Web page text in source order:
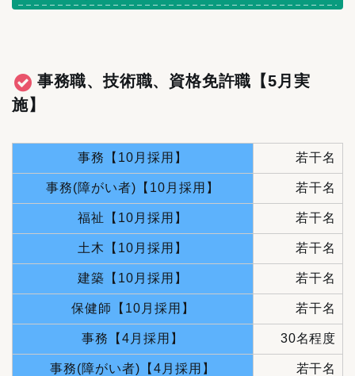
事務職、技術職、資格免許職 【5月実
施】
事務【10月採用】 若干名
事務(障がい者)【10月採用】 若干名
福祉【10月採用】 若干名
土木【10月採用】 若干名
建築【10月採用】 若干名
保健師【10月採用】 若干名
事務【4月採用】 30名程度
事務(障がい者)【4月採用】 若干名